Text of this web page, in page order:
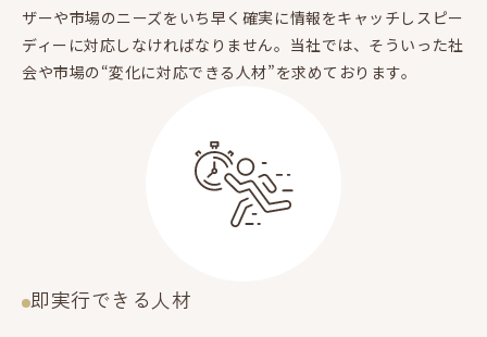
ザーや市場のニーズをいち早く確実に情報をキャッチしスピー
ディーに対応しなければなりません。当社では、そういった社
会や市場の“変化に対応できる人材”を求めております。
即実行できる人材